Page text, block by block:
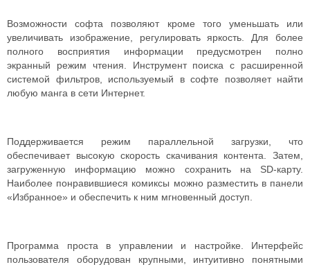
Возможности софта позволяют кроме того уменьшать или
увеличивать изображение, регулировать яркость. Для более
полного восприятия информации предусмотрен полно
экранный режим чтения. Инструмент поиска с расширенной
системой фильтров, используемый в софте позволяет найти
любую манга в сети Интернет.
Поддерживается режим параллельной загрузки, что
обеспечивает высокую скорость скачивания контента. Затем,
загруженную информацию можно сохранить на SD-карту.
Наиболее понравившиеся комиксы можно разместить в панели
«Избранное» и обеспечить к ним мгновенный доступ.
Программа проста в управлении и настройке. Интерфейс
пользователя оборудован крупными, интуитивно понятными